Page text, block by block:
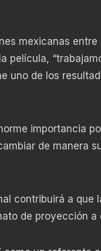
mexicanas
película,
uno de los
importancia
de manera
contribuirá a que
de proyección a